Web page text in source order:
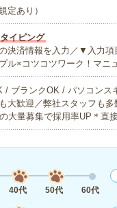
定あり）
イピング
決済情報を入力／▼入力
ル×コツコツワーク！マニ
/ ブランクOK / パソコンス
大歓迎／弊社スタッフも
大量募集で採用率UP＊直
40代 50代 60代